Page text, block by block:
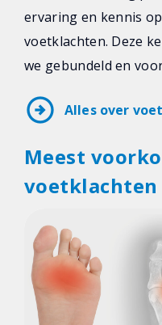
ervaring en kennis
voetklachten. Deze
we gebundeld en
arrow_circle_right Alles over
Meest
voetklachten